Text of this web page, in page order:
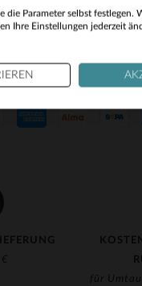
für
die Parameter selbst festlegen.
Ihre Einstellungen jederzeit